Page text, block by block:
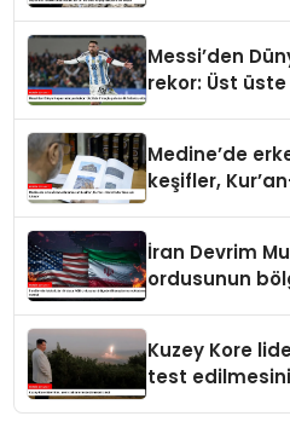
Messi’den
rekor: Üst
Medine’de
keşifler,
İran Devrim
ordusunun
Kuzey Kore
test